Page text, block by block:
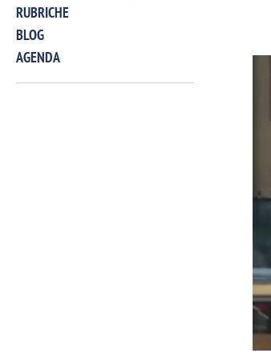
RUBRICHE
BLOG
AGENDA
Manassero, Samsung Ads: «Con Total